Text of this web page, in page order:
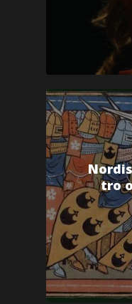
tro